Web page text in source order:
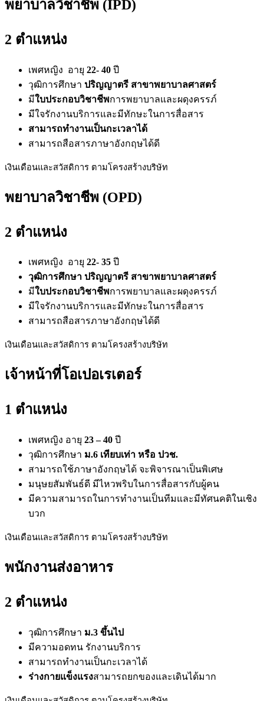
พยาบาลวิชาชีพ (IPD)
2 ตำแหน่ง
เพศหญิง อายุ 22- 40 ปี
วุฒิการศึกษา ปริญญาตรี สาขาพยาบาลศาสตร์
มีใบประกอบวิชาชีพการพยาบาลและผดุงครรภ์
มีใจรักงานบริการและมีทักษะในการสื่อสาร
สามารถทำงานเป็นกะเวลาได้
สามารถสือสารภาษาอังกฤษได้ดี
เงินเดือนและสวัสดิการ ตามโครงสร้างบริษัท
พยาบาลวิชาชีพ (OPD)
2 ตำแหน่ง
เพศหญิง อายุ 22- 35 ปี
วุฒิการศึกษา ปริญญาตรี สาขาพยาบาลศาสตร์
มีใบประกอบวิชาชีพการพยาบาลและผดุงครรภ์
มีใจรักงานบริการและมีทักษะในการสื่อสาร
สามารถสือสารภาษาอังกฤษได้ดี
เงินเดือนและสวัสดิการ ตามโครงสร้างบริษัท
เจ้าหน้าที่โอเปอเรเตอร์
1 ตำแหน่ง
เพศหญิง อายุ 23 – 40 ปี
วุฒิการศึกษา ม.6 เทียบเท่า หรือ ปวช.
สามารถใช้ภาษาอังกฤษได้ จะพิจารณาเป็นพิเศษ
มนุษยสัมพันธ์ดี มีไหวพริบในการสื่อสารกับผู้คน
มีความสามารถในการทำงานเป็นทีมและมีทัศนคติในเชิง
บวก
เงินเดือนและสวัสดิการ ตามโครงสร้างบริษัท
พนักงานส่งอาหาร
2 ตำแหน่ง
วุฒิการศึกษา ม.3 ขึ้นไป
มีความอดทน รักงานบริการ
สามารถทำงานเป็นกะเวลาได้
ร่างกายแข็งแรงสามารถยกของและเดินได้มาก